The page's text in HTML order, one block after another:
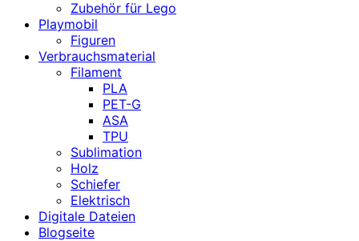
Zubehör für Lego
Playmobil
Figuren
Verbrauchsmaterial
Filament
PLA
PET-G
ASA
TPU
Sublimation
Holz
Schiefer
Elektrisch
Digitale Dateien
Blogseite